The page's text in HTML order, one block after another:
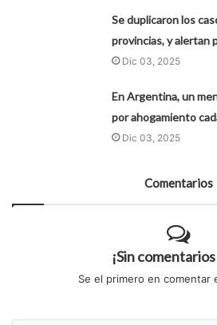
Se duplicaron los
provincias, y alertan
Dic 03, 2025
En Argentina, un
por ahogamiento
Dic 03, 2025
Comentarios
¡Sin
Se el primero en comentar